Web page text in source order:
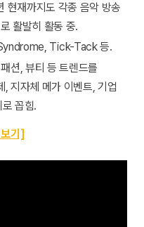
현재까지도 각종 음악 방송
활발히 활동 중.
Tick-Tack 등.
션, 뷰티 등 트렌드를
지자체 메가 이벤트, 기업
꼽힘.
기]